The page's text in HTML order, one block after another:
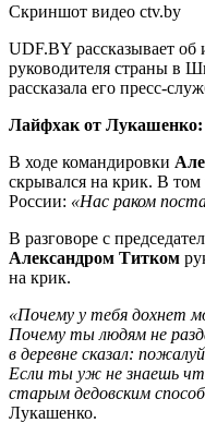
Скриншот видео ctv.by
UDF.BY рассказывает
руководителя страны в
рассказала его пресс-
Лайфхак от Лукашенко:
В ходе командировки
скрывался на крик. В том
России: «Нас раком
В разговоре с
Александром Титком
на крик.
«Почему у тебя дохнет
Почему ты людям не
в деревне сказал:
Если ты уж не знаешь
старым дедовским
Лукашенко.